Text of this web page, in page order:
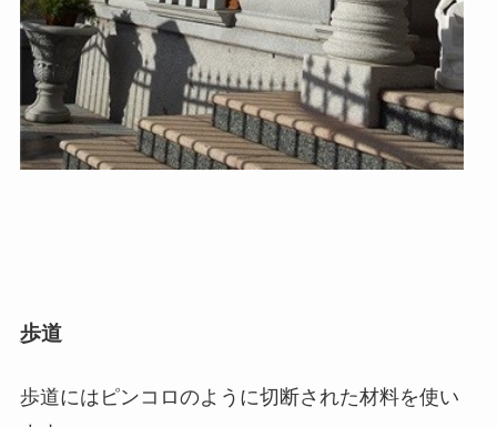
歩道
歩道にはピンコロのように切断された材料を使い